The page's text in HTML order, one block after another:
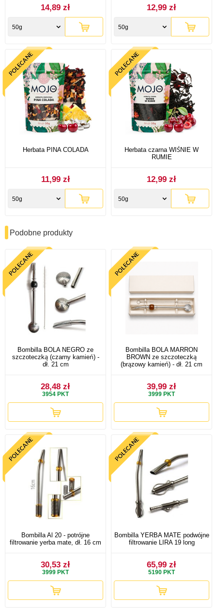
14,89 zł
50g
12,99 zł
50g
Herbata PINA COLADA
11,99 zł
50g
Herbata czarna WIŚNIE W
RUMIE
12,99 zł
50g
Podobne produkty
Bombilla BOLA NEGRO ze
szczoteczką (czarny kamień) -
dł. 21 cm
28,48 zł
3954 PKT
Bombilla BOLA MARRON
BROWN ze szczoteczką
(brązowy kamień) - dł. 21 cm
39,99 zł
3999 PKT
Bombilla Al 20 - potrójne
filtrowanie yerba mate, dł. 16 cm
30,53 zł
3999 PKT
Bombilla YERBA MATE podwójne
filtrowanie LIRA 19 long
65,99 zł
5190 PKT